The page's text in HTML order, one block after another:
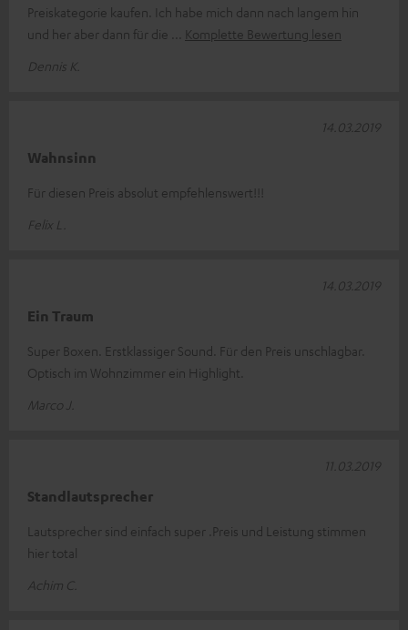
Preiskategorie kaufen. Ich habe mich dann nach langem hin
und her aber dann für die
Komplette Bewertung lesen
Dennis K.
Wahnsinn
Für diesen Preis absolut empfehlenswert!!!
Felix L.
14.03.2019
Ein Traum
Super Boxen. Erstklassiger Sound. Für den Preis unschlagbar.
Optisch im Wohnzimmer ein Highlight.
Marco J.
14.03.2019
Standlautsprecher
Lautsprecher sind einfach super .Preis und Leistung stimmen
hier total
Achim C.
11.03.2019